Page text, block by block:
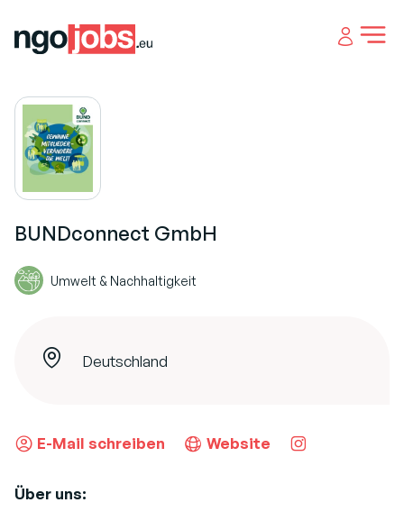
Open
BUNDconnect GmbH
Umwelt & Nachhaltigkeit
Deutschland
E-Mail schreiben Website
Über uns: